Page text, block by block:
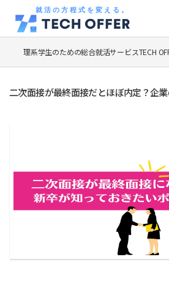
就活の方程式を変える。
理系学生のための総合就活サービスTECH
二次面接が最終面接だとほぼ内定？企